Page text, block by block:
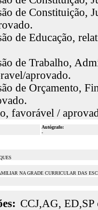
de Constituição,
de Educação,
de Trabalho,
aprovado.
de Orçamento,
favorável /
Autógrafo:
-
NA GRADE CURRICULAR DAS
CCJ,AG, ED,SP